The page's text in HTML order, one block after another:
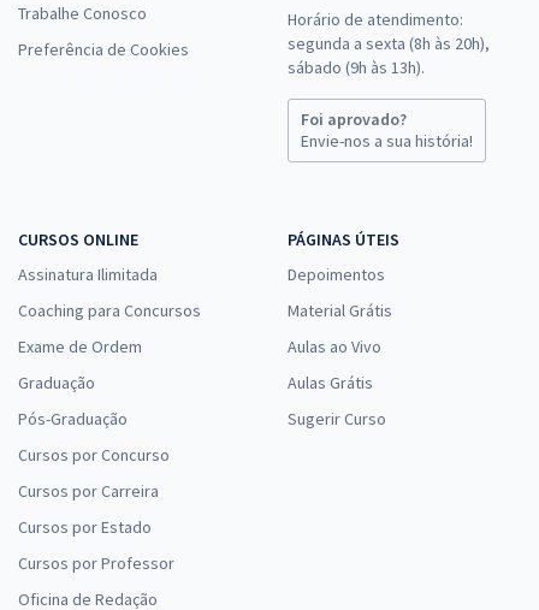
Trabalhe Conosco
Preferência de Cookies
Horário de atendimento:
segunda a sexta (8h às 20h),
sábado (9h às 13h).
Foi aprovado?
Envie-nos a sua história!
CURSOS ONLINE
Assinatura Ilimitada
Coaching para Concursos
Exame de Ordem
Graduação
Pós-Graduação
Cursos por Concurso
Cursos por Carreira
Cursos por Estado
Cursos por Professor
Oficina de Redação
PÁGINAS ÚTEIS
Depoimentos
Material Grátis
Aulas ao Vivo
Aulas Grátis
Sugerir Curso